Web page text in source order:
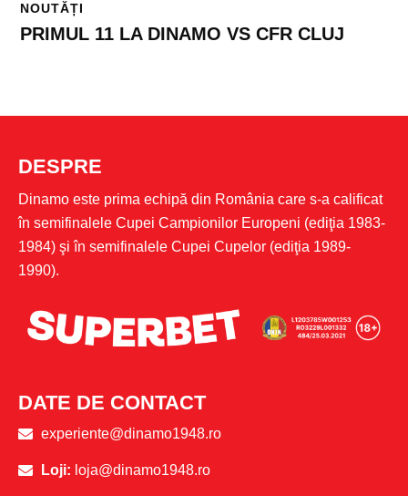
NOUTĂȚI
PRIMUL 11 LA DINAMO VS CFR CLUJ
DESPRE
Dinamo este prima echipă din România care s-a calificat
în semifinalele Cupei Campionilor Europeni (ediţia 1983-
1984) şi în semifinalele Cupei Cupelor (ediţia 1989-
1990).
DATE DE CONTACT
experiente@dinamo1948.ro
Loji: loja@dinamo1948.ro